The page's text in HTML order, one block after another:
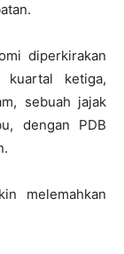
diperkirakan
kuartal ketiga,
sebuah jajak
dengan PDB
melemahkan